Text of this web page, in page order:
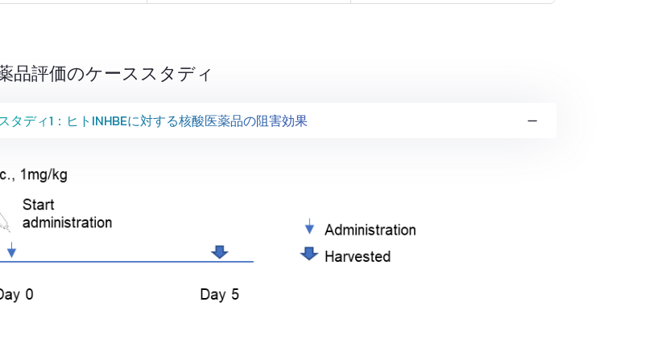
品評価のケーススタディ
タディ1：ヒトINHBEに対する核酸医薬品の阻害効果